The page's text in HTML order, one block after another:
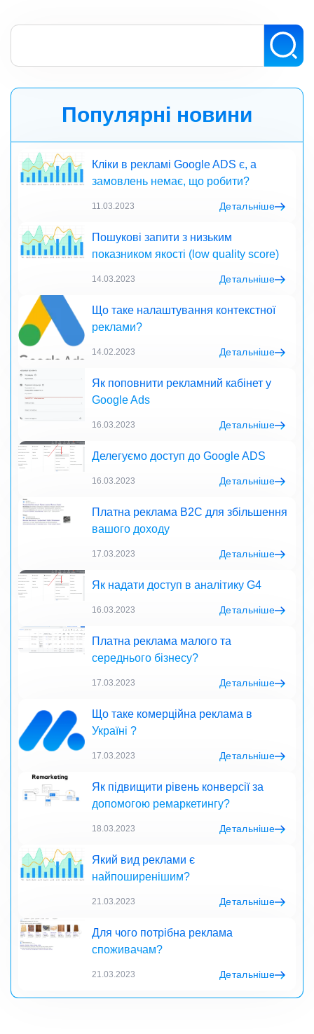
Популярні новини
Кліки в рекламі Google ADS є, а
замовлень немає, що робити?
11.03.2023 Детальніше
Пошукові запити з низьким
показником якості (low quality score)
14.03.2023 Детальніше
Що таке налаштування контекстної
реклами?
14.02.2023 Детальніше
Як поповнити рекламний кабінет у
Google Ads
16.03.2023 Детальніше
Делегуємо доступ до Google ADS
16.03.2023 Детальніше
Платна реклама B2C для збільшення
вашого доходу
17.03.2023 Детальніше
Як надати доступ в аналітику G4
16.03.2023 Детальніше
Платна реклама малого та
середнього бізнесу?
17.03.2023 Детальніше
Що таке комерційна реклама в
Україні ?
17.03.2023 Детальніше
Як підвищити рівень конверсії за
допомогою ремаркетингу?
18.03.2023 Детальніше
Який вид реклами є
найпоширенішим?
21.03.2023 Детальніше
Для чого потрібна реклама
споживачам?
21.03.2023 Детальніше